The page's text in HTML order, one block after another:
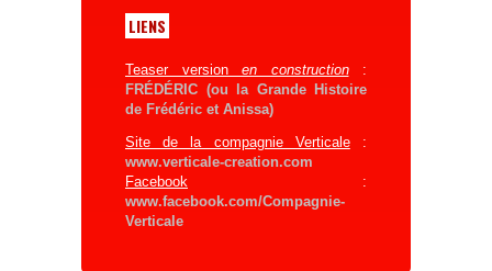
LIENS
Teaser version en construction:
FRÉDÉRIC (ou la Grande Histoire
de Frédéric et Anissa)
Site de la compagnie Verticale:
www.verticale-creation.com
Facebook :
www.facebook.com/Compagnie-
Verticale